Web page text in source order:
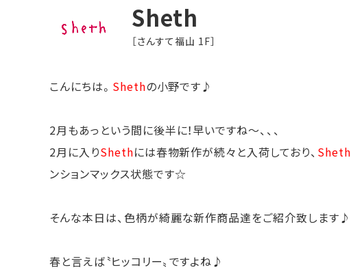
Sheth
［さんすて福山 1F］
こんにちは。 Shethの小野です♪
2月もあっという間に後半に！早いですね～、、、
2月に入りShethには春物新作が続々と入荷しており、 Sheth
ンションマックス状態です☆
そんな本日は、色柄が綺麗な新作商品達をご紹介致します♪
春と言えば〝ヒッコリー〟ですよね♪